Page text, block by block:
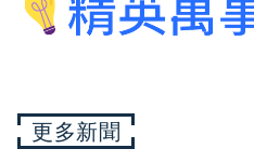
更多新聞